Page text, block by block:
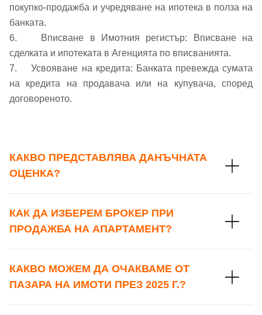
покупко-продажба и учредяване на ипотека в полза на
банката.
6. Вписване в Имотния регистър: Вписване на
сделката и ипотеката в Агенцията по вписванията.
7. Усвояване на кредита: Банката превежда сумата
на кредита на продавача или на купувача, според
договореното.
КАКВО ПРЕДСТАВЛЯВА ДАНЪЧНАТА
ОЦЕНКА?
КАК ДА ИЗБЕРЕМ БРОКЕР ПРИ
ПРОДАЖБА НА АПАРТАМЕНТ?
КАКВО МОЖЕМ ДА ОЧАКВАМЕ ОТ
ПАЗАРА НА ИМОТИ ПРЕЗ 2025 Г.?